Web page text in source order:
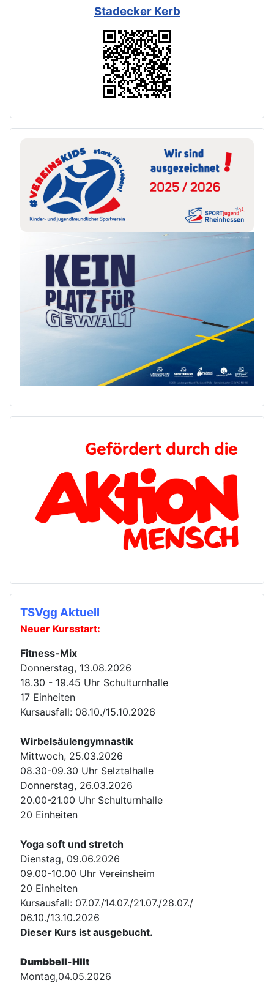
Stadecker Kerb
TSVgg Aktuell
Neuer Kursstart:
Fitness-Mix
Donnerstag, 13.08.2026
18.30 - 19.45 Uhr Schulturnhalle
17 Einheiten
Kursausfall: 08.10./15.10.2026
Wirbelsäulengymnastik
Mittwoch, 25.03.2026
08.30-09.30 Uhr Selztalhalle
Donnerstag, 26.03.2026
20.00-21.00 Uhr Schulturnhalle
20 Einheiten
Yoga soft und stretch
Dienstag, 09.06.2026
09.00-10.00 Uhr Vereinsheim
20 Einheiten
Kursausfall: 07.07./14.07./21.07./28.07./
06.10./13.10.2026
Dieser Kurs ist ausgebucht.
Dumbbell-HIIt
Montag,04.05.2026